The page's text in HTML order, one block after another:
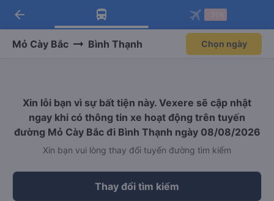
Tải app Vexere ngay!
Nhận ưu đãi thành viên độc
Mở app
Tải app Vexere
-30k/ghế khi đặt vé máy bay qua
Mở app
arrow_back
Mỏ Cày Bắc Bình Thạnh Chọn ngày
Xin lỗi bạn vì sự bất tiện này. Vexere sẽ cập nhật
ngay khi có thông tin xe hoạt động trên tuyến
đường Mỏ Cày Bắc đi Bình Thạnh ngày 08/08/2026
Xin bạn vui lòng thay đổi tuyến đường tìm kiếm
Thay đổi tìm kiếm